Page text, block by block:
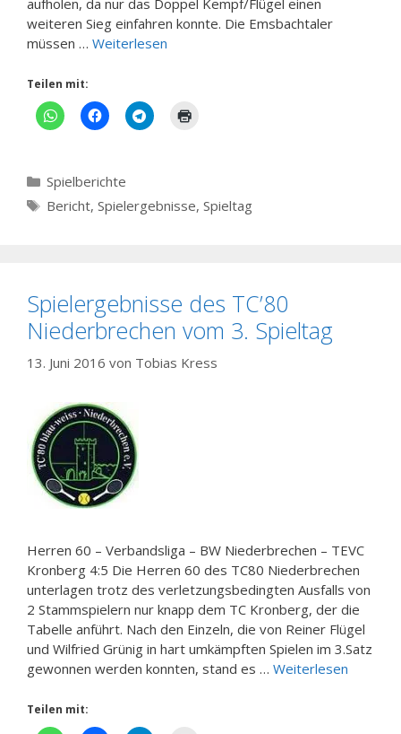
weiteren Sieg einfahren konnte. Die Emsbachtaler
müssen … Weiterlesen
Teilen mit:
Kategorien
Spielberichte
Schlagwörter
Bericht, Spielergebnisse, Spieltag
Spielergebnisse des TC’80
Niederbrechen vom 3. Spieltag
13. Juni 2016 von Tobias Kress
Herren 60 – Verbandsliga – BW Niederbrechen – TEVC
Kronberg 4:5 Die Herren 60 des TC80 Niederbrechen
unterlagen trotz des verletzungsbedingten Ausfalls von
2 Stammspielern nur knapp dem TC Kronberg, der die
Tabelle anführt. Nach den Einzeln, die von Reiner Flügel
und Wilfried Grünig in hart umkämpften Spielen im 3.Satz
gewonnen werden konnten, stand es … Weiterlesen
Teilen mit: